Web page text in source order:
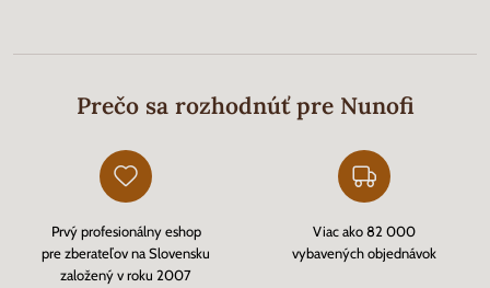
Prečo sa rozhodnúť pre Nunofi
Prvý profesionálny eshop
pre zberateľov na Slovensku
založený v roku 2007
Viac ako 82 000
vybavených objednávok